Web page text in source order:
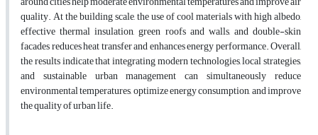
quality. At the building scale, the use of cool materials with high albedo,
effective thermal insulation, green roofs and walls, and double-skin
facades reduces heat transfer and enhances energy performance. Overall,
the results indicate that integrating modern technologies, local strategies,
and sustainable urban management can simultaneously reduce
environmental temperatures, optimize energy consumption, and improve
the quality of urban life.